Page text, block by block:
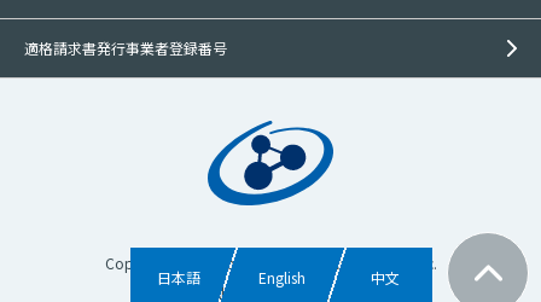
日本語 English 中文
適格請求書発行事業者登録番号
Copyright © Mitsubishi Gas Chemical Trading, Inc.
All rights reserved.